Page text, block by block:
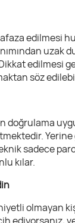
edilmesi
uzak
edilmesi
söz
doğrulama
sadece
kılar.